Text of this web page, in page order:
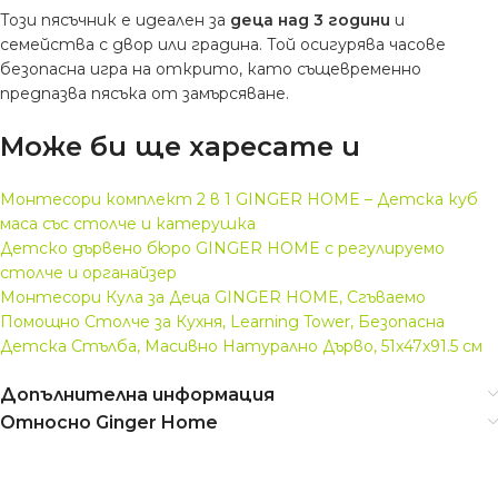
Този пясъчник е идеален за деца над 3 години и
семейства с двор или градина. Той осигурява часове
безопасна игра на открито, като същевременно
предпазва пясъка от замърсяване.
Може би ще харесате и
Монтесори комплект 2 в 1 GINGER HOME – Детска куб
маса със столче и катерушка
Детско дървено бюро GINGER HOME с регулируемо
столче и органайзер
Монтесори Кула за Деца GINGER HOME, Сгъваемо
Помощно Столче за Кухня, Learning Tower, Безопасна
Детска Стълба, Масивно Натурално Дърво, 51x47x91.5 см
Допълнителна информация
Относно Ginger Home